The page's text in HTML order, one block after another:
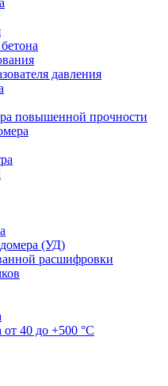
давления
повышенной прочности
(УД)
расшифровки
от 40 до +500 °С